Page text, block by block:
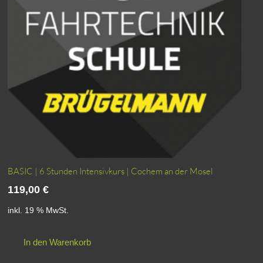
auf
Produktseite
gewählt
BASIC | 6 Stunden Intensivkurs | Cochem an der Mosel
119,00 €
inkl. 19 % MwSt.
In den Warenkorb